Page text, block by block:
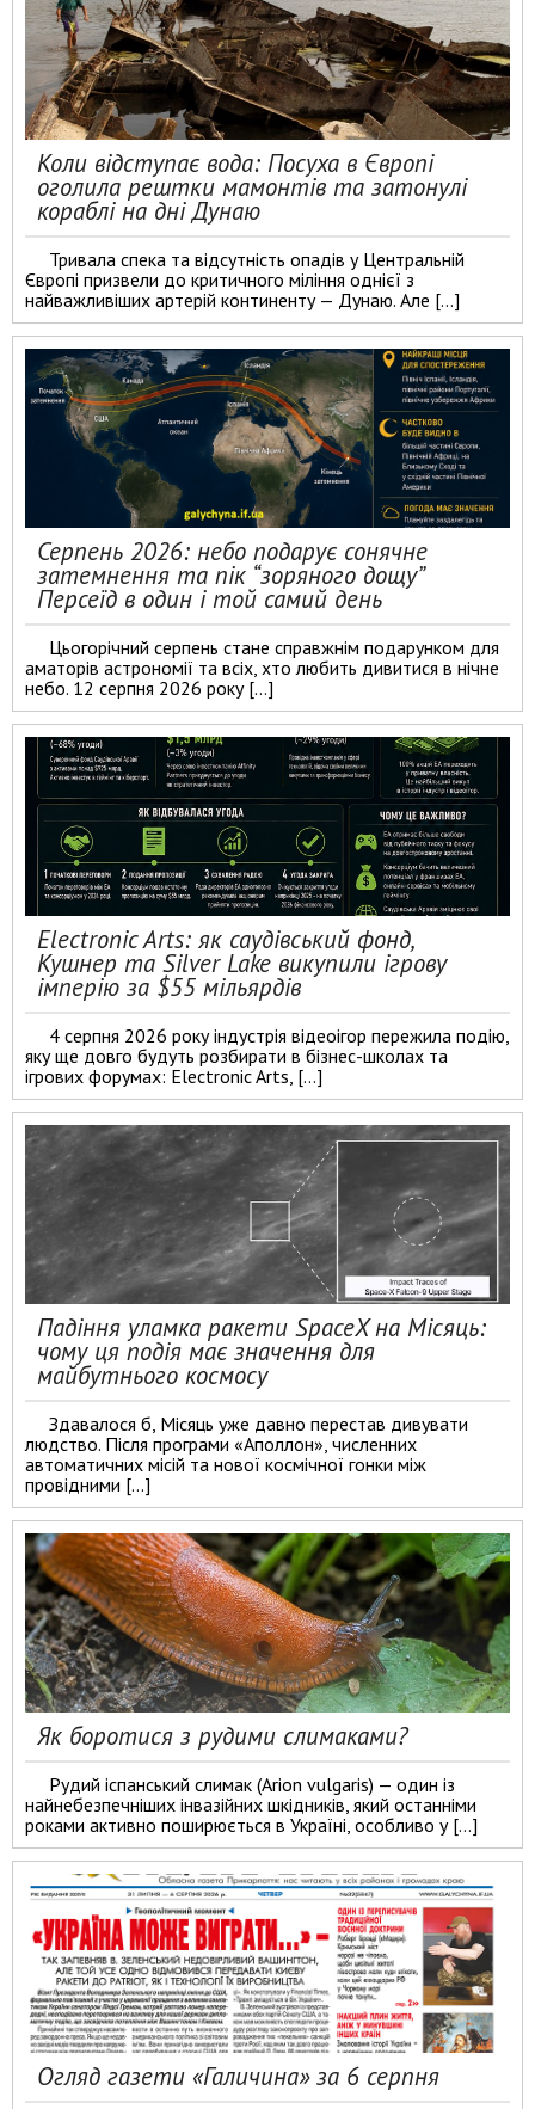
Коли відступає вода: Посуха в Європі
оголила рештки мамонтів та затонулі
кораблі на дні Дунаю
Тривала спека та відсутність опадів у Центральній
Європі призвели до критичного міління однієї з
найважливіших артерій континенту — Дунаю. Але […]
Серпень 2026: небо подарує сонячне
затемнення та пік “зоряного дощу”
Персеїд в один і той самий день
Цьогорічний серпень стане справжнім подарунком для
аматорів астрономії та всіх, хто любить дивитися в нічне
небо. 12 серпня 2026 року […]
Electronic Arts: як саудівський фонд,
Кушнер та Silver Lake викупили ігрову
імперію за $55 мільярдів
4 серпня 2026 року індустрія відеоігор пережила подію,
яку ще довго будуть розбирати в бізнес-школах та
ігрових форумах: Electronic Arts, […]
Падіння уламка ракети SpaceX на Місяць:
чому ця подія має значення для
майбутнього космосу
Здавалося б, Місяць уже давно перестав дивувати
людство. Після програми «Аполлон», численних
автоматичних місій та нової космічної гонки між
провідними […]
Як боротися з рудими слимаками?
Рудий іспанський слимак (Arion vulgaris) — один із
найнебезпечніших інвазійних шкідників, який останніми
роками активно поширюється в Україні, особливо у […]
Огляд газети «Галичина» за 6 серпня